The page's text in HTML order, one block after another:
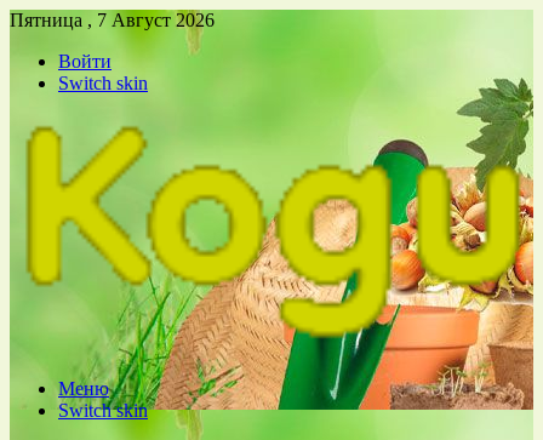
Пятница , 7 Август 2026
Войти
Switch skin
Меню
Switch skin